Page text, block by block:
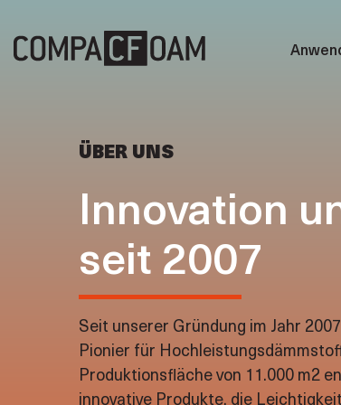
Inhalt
springen
Holzbau
Sonnenschutz
Fahrzeugbau
Fassadenbau
Yachtbau
Anwendungen
Zubehör
ALLE PRODUKTE
ÜBER UNS
Innovation
seit 2007
Seit unserer Gründung im Jahr
Pionier für
Produktionsfläche von 11.000 m2
innovative Produkte, die